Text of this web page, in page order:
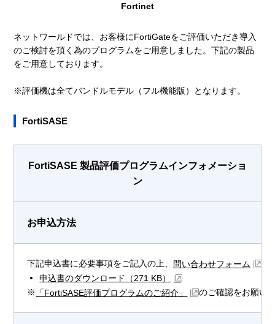
Fortinet
ネットワールドでは、お客様にFortiGateをご評価いただき導入
のご検討を頂く為のプログラムをご用意しました。下記の製品
をご用意しております。
※評価機は全てバンドルモデル（フル機能版）となります。
FortiSASE
FortiSASE 製品評価プログラムインフォメーショ
ン
お申込方法
下記申込書に必要事項をご記入の上、 問い合わせフォーム
申込書のダウンロード（271 KB）
※
「FortiSASE評価プログラムのご紹介」 のご確認をお願い